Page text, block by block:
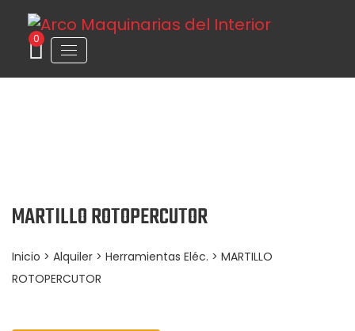
0
MARTILLO ROTOPERCUTOR
Inicio > Alquiler > Herramientas Eléc. > MARTILLO
ROTOPERCUTOR